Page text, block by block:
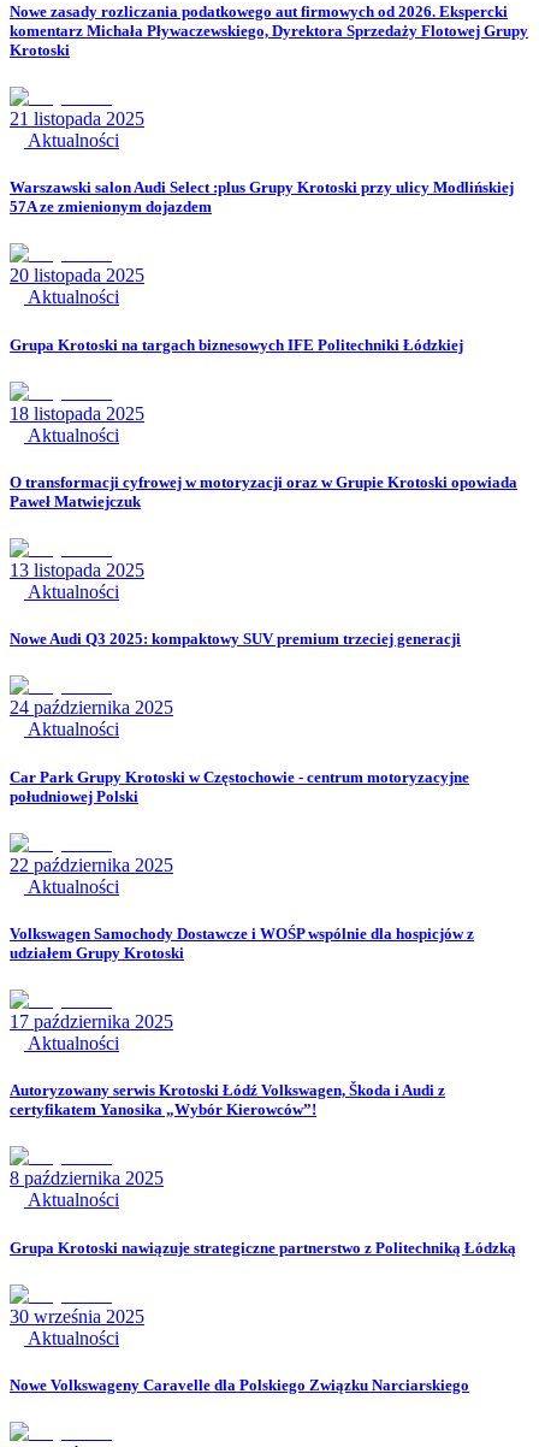
Nowe zasady rozliczania podatkowego aut firmowych od 2026. Ekspercki
komentarz Michała Pływaczewskiego, Dyrektora Sprzedaży Flotowej Grupy
Krotoski
21 listopada 2025
Aktualności
Warszawski salon Audi Select :plus Grupy Krotoski przy ulicy Modlińskiej
57A ze zmienionym dojazdem
20 listopada 2025
Aktualności
Grupa Krotoski na targach biznesowych IFE Politechniki Łódzkiej
18 listopada 2025
Aktualności
O transformacji cyfrowej w motoryzacji oraz w Grupie Krotoski opowiada
Paweł Matwiejczuk
13 listopada 2025
Aktualności
Nowe Audi Q3 2025: kompaktowy SUV premium trzeciej generacji
24 października 2025
Aktualności
Car Park Grupy Krotoski w Częstochowie - centrum motoryzacyjne
południowej Polski
22 października 2025
Aktualności
Volkswagen Samochody Dostawcze i WOŚP wspólnie dla hospicjów z
udziałem Grupy Krotoski
17 października 2025
Aktualności
Autoryzowany serwis Krotoski Łódź Volkswagen, Škoda i Audi z
certyfikatem Yanosika „Wybór Kierowców”!
8 października 2025
Aktualności
Grupa Krotoski nawiązuje strategiczne partnerstwo z Politechniką Łódzką
30 września 2025
Aktualności
Nowe Volkswageny Caravelle dla Polskiego Związku Narciarskiego